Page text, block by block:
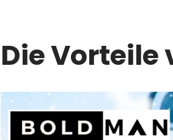
Die Vorteile